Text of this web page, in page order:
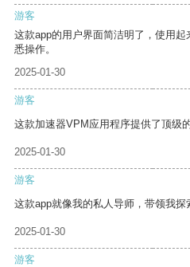
游客
这款app的用户界面简洁明了，使用
悉操作。
2025-01-30
游客
这款加速器VPM应用程序提供了顶级
2025-01-30
游客
这款app就像我的私人导师，带领我探
2025-01-30
游客